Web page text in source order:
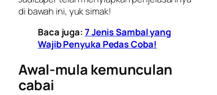
di bawah ini, yuk simak!
Baca juga:7 Jenis Sambal yang
Wajib Penyuka Pedas Coba!
Awal-mula kemunculan
cabai